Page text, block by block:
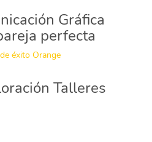
Gráfica
perfecta
Talleres